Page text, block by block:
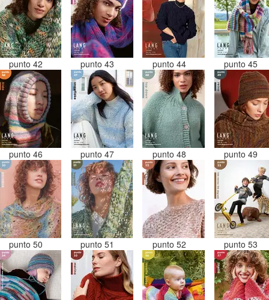
punto 42 punto 43 punto 44 punto 45
punto 46 punto 47 punto 48 punto 49
punto 50 punto 51 punto 52 punto 53